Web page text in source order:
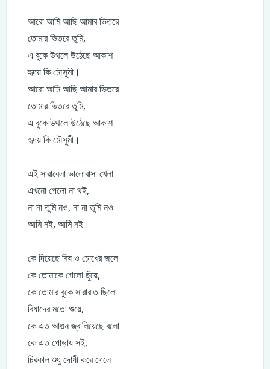
আরো আমি আছি আমার ভিতরে
তোমার ভিতরে তুমি,
এ বুকে উথলে উঠেছে আকাশ
হৃদয় কি মৌসুমী।
আরো আমি আছি আমার ভিতরে
তোমার ভিতরে তুমি,
এ বুকে উথলে উঠেছে আকাশ
হৃদয় কি মৌসুমী।
এই সারাবেলা ভালোবাসা খেলা
এখনো পেলো না থই,
না না তুমি নও, না না তুমি নও
আমি নই, আমি নই।
কে দিয়েছে বিষ ও চোখের জলে
কে তোমাকে গেলো ছুঁয়ে,
কে তোমার বুকে সারারাত ছিলো
বিষাদের মতো শুয়ে,
কে এত আগুন জ্বালিয়েছে বলো
কে এত পোড়ায় সই,
চিরকাল শুধু দোষী করে গেলে